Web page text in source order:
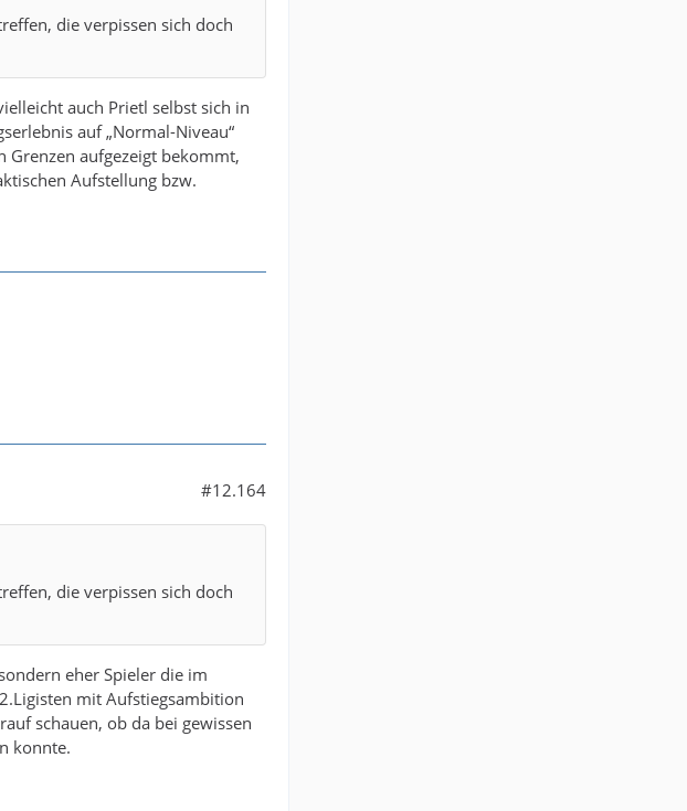
die verpissen sich doch
auch Prietl selbst sich in
auf „Normal-Niveau“
Grenzen aufgezeigt bekommt,
Aufstellung bzw.
#12.164
die verpissen sich doch
eher Spieler die im
mit Aufstiegsambition
schauen, ob da bei gewissen
konnte.